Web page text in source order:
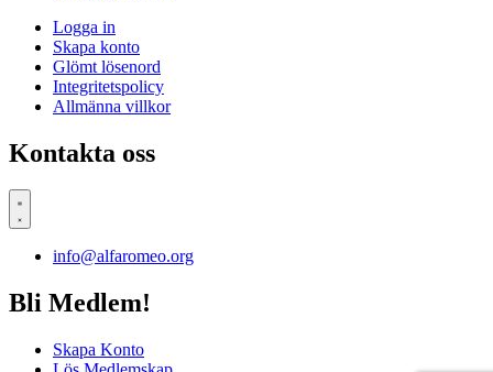
Logga in
Skapa konto
Glömt lösenord
Integritetspolicy
Allmänna villkor
Kontakta oss
info@alfaromeo.org
Bli Medlem!
Skapa Konto